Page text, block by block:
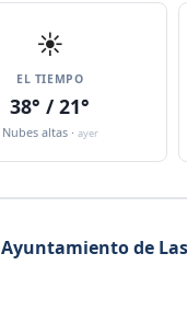
☀️
EL TIEMPO
38° / 21°
Nubes altas · ayer
Ayuntamiento de Las